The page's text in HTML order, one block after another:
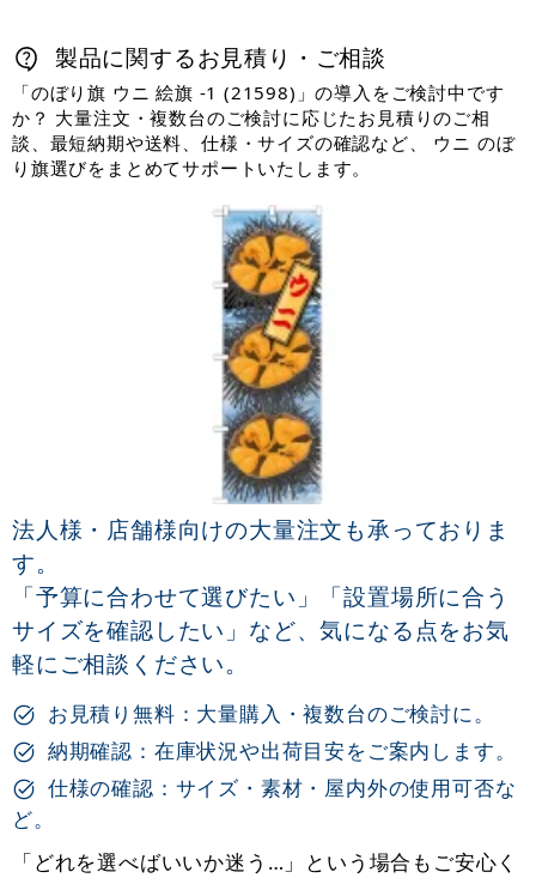
製品に関するお見積り・ご相談
「のぼり旗 ウニ 絵旗 -1 (21598)」の導入をご検討中です
か？ 大量注文・複数台のご検討に応じたお見積りのご相
談、最短納期や送料、仕様・サイズの確認など、 ウニ のぼ
り旗選びをまとめてサポートいたします。
法人様・店舗様向けの大量注文も承っておりま
す。
「予算に合わせて選びたい」「設置場所に合う
サイズを確認したい」など、気になる点をお気
軽にご相談ください。
お見積り無料：大量購入・複数台のご検討に。
納期確認：在庫状況や出荷目安をご案内します。
仕様の確認：サイズ・素材・屋内外の使用可否な
ど。
「どれを選べばいいか迷う…」という場合もご安心く